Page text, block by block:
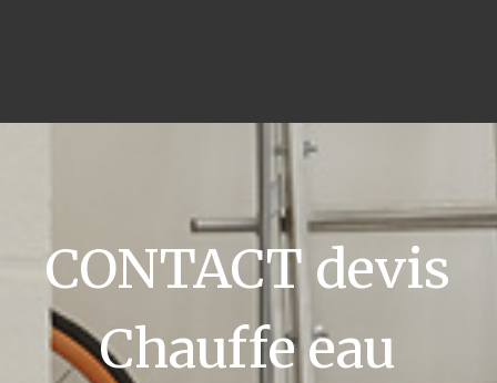
CONTACT devis
Chauffe eau